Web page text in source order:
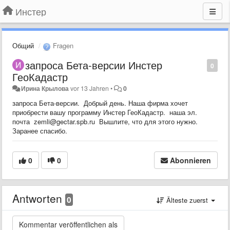
Инстер
Общий Fragen
0
запроса Бета-версии Инстер
ГеоКадастр
Ирина Крылова vor 13 Jahren • 0
запроса Бета-версии. Добрый день. Наша фирма хочет
приобрести вашу программу Инстер ГеоКадастр. наша эл.
почта zemli@gectar.spb.ru Вышлите, что для этого нужно.
Заранее спасибо.
0 0 Abonnieren
Antworten 0 Älteste zuerst